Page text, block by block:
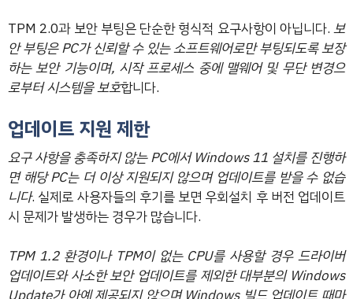
TPM 2.0과 보안 부팅은 단순한 형식적 요구사항이 아닙니다. 보
안 부팅은 PC가 신뢰할 수 있는 소프트웨어로만 부팅되도록 보장
하는 보안 기능이며, 시작 프로세스 중에 맬웨어 및 무단 변경으
로부터 시스템을 보호합니다.
업데이트 지원 제한
요구 사항을 충족하지 않는 PC에서 Windows 11 설치를 진행하
면 해당 PC는 더 이상 지원되지 않으며 업데이트를 받을 수 없습
니다. 실제로 사용자들의 후기를 보면 우회설치 후 버전 업데이트
시 문제가 발생하는 경우가 많습니다.
TPM 1.2 환경이나 TPM이 없는 CPU를 사용할 경우 드라이버
업데이트와 사소한 보안 업데이트를 제외한 대부분의 Windows